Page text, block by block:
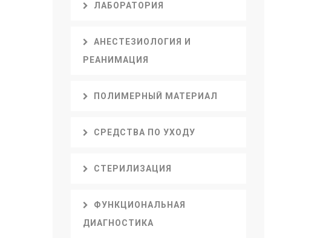
ЛАБОРАТОРИЯ
АНЕСТЕЗИОЛОГИЯ И
РЕАНИМАЦИЯ
ПОЛИМЕРНЫЙ МАТЕРИАЛ
СРЕДСТВА ПО УХОДУ
СТЕРИЛИЗАЦИЯ
ФУНКЦИОНАЛЬНАЯ
ДИАГНОСТИКА